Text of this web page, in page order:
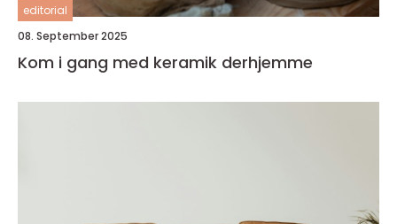
editorial
08. September 2025
Kom i gang med keramik derhjemme